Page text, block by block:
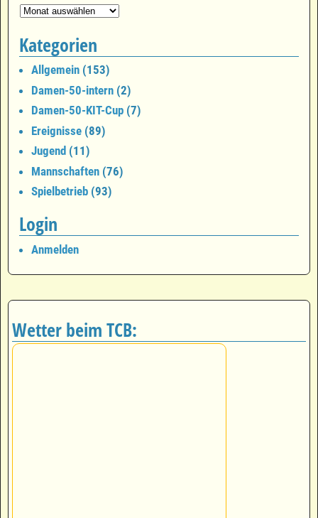
Kategorien
Allgemein (153)
Damen-50-intern (2)
Damen-50-KIT-Cup (7)
Ereignisse (89)
Jugend (11)
Mannschaften (76)
Spielbetrieb (93)
Login
Anmelden
Wetter beim TCB: